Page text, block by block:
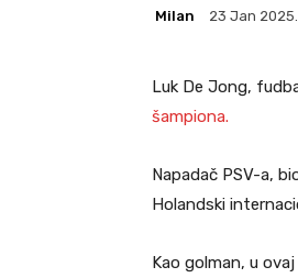
Milan 23 Jan 2025.
Luk De Jong,
šampiona.
Napadač PSV-a,
Holandski
Kao golman, u